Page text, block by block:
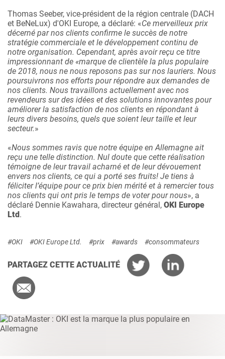
Thomas Seeber, vice-président de la région centrale (DACH
et BeNeLux) d'OKI Europe, a déclaré: «Ce merveilleux prix
décerné par nos clients confirme le succès de notre
stratégie commerciale et le développement continu de
notre organisation. Cependant, après avoir reçu ce titre
impressionnant de «marque de clientèle la plus populaire
de 2018, nous ne nous reposons pas sur nos lauriers. Nous
poursuivrons nos efforts pour répondre aux demandes de
nos clients. Nous travaillons actuellement avec nos
revendeurs sur des idées et des solutions innovantes pour
améliorer la satisfaction de nos clients en répondant à
leurs divers besoins, quels que soient leur taille et leur
secteur.»
«Nous sommes ravis que notre équipe en Allemagne ait
reçu une telle distinction. Nul doute que cette réalisation
témoigne de leur travail acharné et de leur dévouement
envers nos clients, ce qui a porté ses fruits! Je tiens à
féliciter l’équipe pour ce prix bien mérité et à remercier tous
nos clients qui ont pris le temps de voter pour nous», a
déclaré Dennie Kawahara, directeur général, OKI Europe
Ltd.
#OKI #OKI Europe Ltd. #prix #awards #consommateurs
PARTAGEZ CETTE ACTUALITÉ